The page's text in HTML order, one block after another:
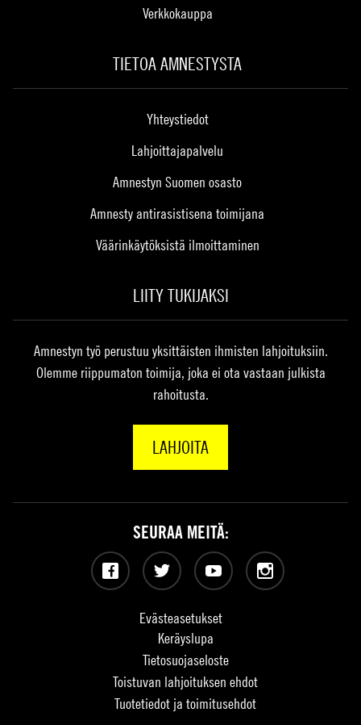
Verkkokauppa
TIETOA AMNESTYSTA
Yhteystiedot
Lahjoittajapalvelu
Amnestyn Suomen osasto
Amnesty antirasistisena toimijana
Väärinkäytöksistä ilmoittaminen
LIITY TUKIJAKSI
Amnestyn työ perustuu yksittäisten ihmisten lahjoituksiin.
Olemme riippumaton toimija, joka ei ota vastaan julkista
rahoitusta.
LAHJOITA
Evästeasetukset
Keräyslupa
Tietosuojaseloste
Toistuvan lahjoituksen ehdot
Tuotetiedot ja toimitusehdot
SEURAA MEITÄ:
Facebook Twitter YouTubeInstagram